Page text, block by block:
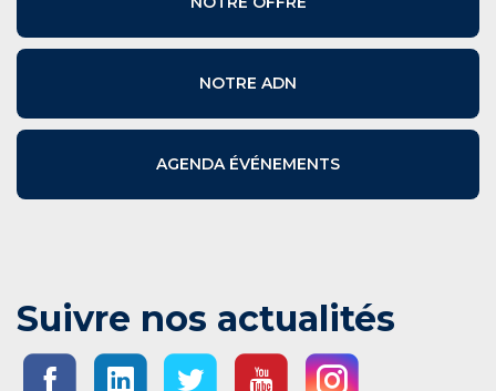
NOTRE ADN
AGENDA ÉVÉNEMENTS
Suivre nos actualités